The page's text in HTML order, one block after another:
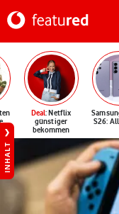
Deal: Netflix
günstiger
bekommen
S26:
INHALT